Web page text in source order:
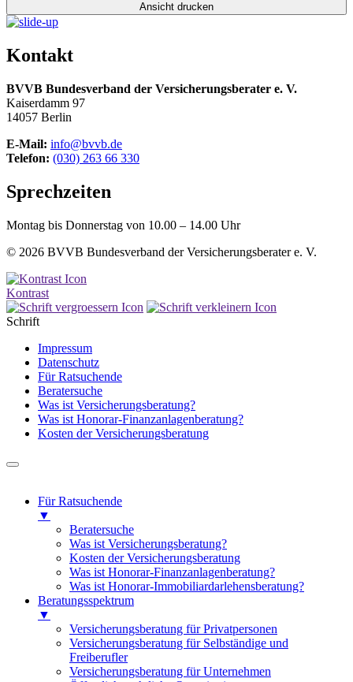
Ansicht drucken
Kontakt
BVVB Bundesverband der Versicherungsberater e. V.
Kaiserdamm 97
14057 Berlin
E-Mail: info@bvvb.de
Telefon: (030) 263 66 330
Sprechzeiten
Montag bis Donnerstag von 10.00 – 14.00 Uhr
© 2026 BVVB Bundesverband der Versicherungsberater e. V.
Kontrast
Schrift
Impressum
Datenschutz
Für Ratsuchende
Beratersuche
Was ist Versicherungsberatung?
Was ist Honorar-Finanzanlagenberatung?
Kosten der Versicherungsberatung
Für Ratsuchende
▼
Beratersuche
Was ist Versicherungsberatung?
Kosten der Versicherungsberatung
Was ist Honorar-Finanzanlagenberatung?
Was ist Honorar-Immobiliardarlehensberatung?
Beratungsspektrum
▼
Versicherungsberatung für Privatpersonen
Versicherungsberatung für Selbständige und
Freiberufler
Versicherungsberatung für Unternehmen